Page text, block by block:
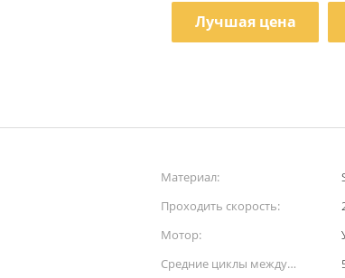
Лучшая цена
Материал:
Проходить скорость:
Мотор:
Средние циклы между